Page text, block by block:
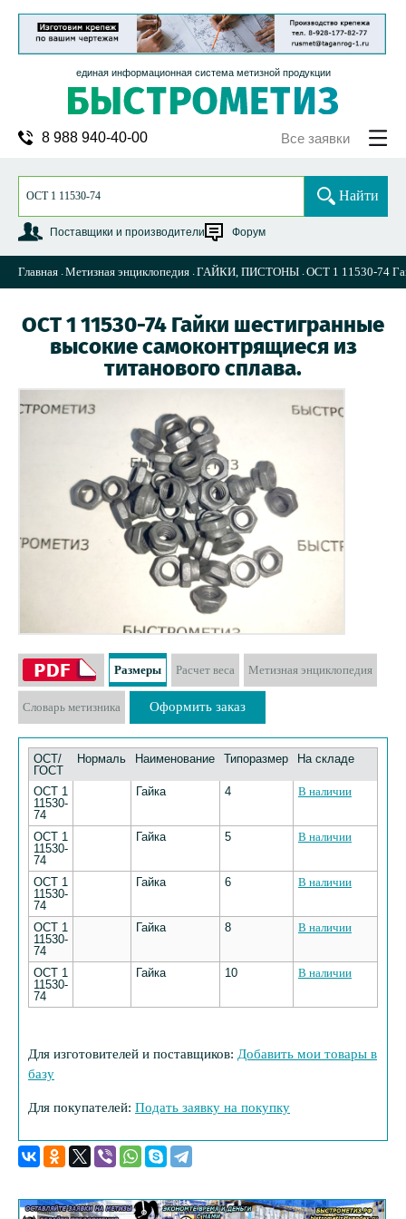
единая информационная система метизной продукции
8 988 940-40-00 Все заявки
Поставщики и производители Форум
Найти
Главная Метизная энциклопедия ГАЙКИ, ПИСТОНЫ ОСТ 1 11530-74
ОСТ 1 11530-74 Гайки шестигранные
высокие самоконтрящиеся из
титанового сплава.
Размеры Расчет веса Метизная энциклопедия
Словарь метизника Оформить заказ
ОСТ/
ГОСТ
Нормаль Наименование Типоразмер На складе
ОСТ 1
11530-
74
Гайка 4 В наличии
ОСТ 1
11530-
74
Гайка 5 В наличии
ОСТ 1
11530-
74
Гайка 6 В наличии
ОСТ 1
11530-
74
Гайка 8 В наличии
ОСТ 1
11530-
74
Гайка 10 В наличии
Для изготовителей и поставщиков: Добавить мои товары в
базу
Для покупателей: Подать заявку на покупку